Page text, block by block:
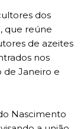
dos
que reúne
de azeites
nos
de Janeiro e
Nascimento